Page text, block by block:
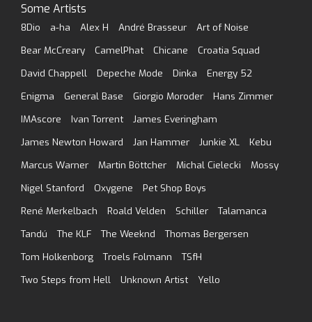
Some Artists
8Dio a-ha Alex H André Brasseur
Art of Noise
Bear McCreary
CamelPhat Chicane
Croatia Squad
David Chappell
Depeche Mode Dinka
Energy 52
Enigma
General Base Giorgio Moroder
Hans Zimmer
IMAscore
Ivan Torrent
James Everingham
James Newton Howard
Jan Hammer Junkie XL
Kebu
Marcus Warner
Martin Böttcher Michal Cielecki
Mossy
Nigel Stanford
Oxygene
Pet Shop Boys
René Merkelbach
Roald Velden Schiller
Talamanca
Tandú
The KLF The Weeknd
Thomas Bergersen
Tom Holkenborg
Troels Folmann
TSfH
Two Steps from Hell
Unknown Artist Yello